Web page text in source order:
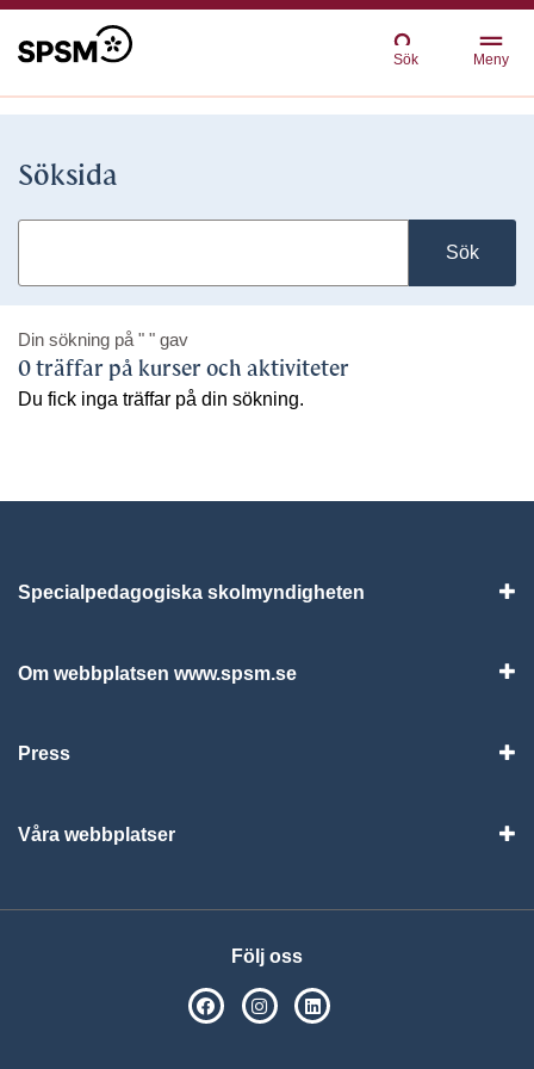
Sök Meny
Söksida
Sök
Din sökning på " " gav
0 träffar på kurser och aktiviteter
Du fick inga träffar på din sökning.
Specialpedagogiska skolmyndigheten
Om webbplatsen www.spsm.se
Press
Våra webbplatser
Följ oss
SPSM på Facebook
SPSM på Instagram